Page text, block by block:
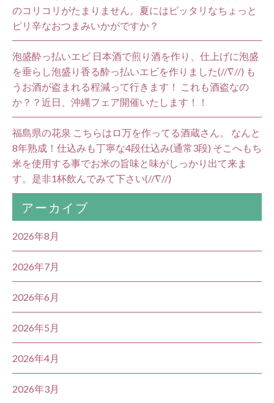
のコリコリがたまりません。夏にはピッタリなちょっと
ピリ辛なおつまみいかがですか？
泡盛酔っ払いエビ 日本酒で煎り酒を作り、仕上げに泡盛
を垂らし泡盛り香る酔っ払いエビを作りました(//∇//) も
うお酒が盗まれる程減って行きます！ これも酒盗なの
か？？近日、沖縄フェア開催いたします！！
福島県の花泉 こちらはロ万を作ってる酒蔵さん。 なんと
8年熟成！仕込みも丁寧な4段仕込み(通常3段) そこへもち
米を使用する事でお米の旨味と味がしっかり出て来ま
す。是非1杯飲んでみて下さい(//∇//)
アーカイブ
2026年8月
2026年7月
2026年6月
2026年5月
2026年4月
2026年3月